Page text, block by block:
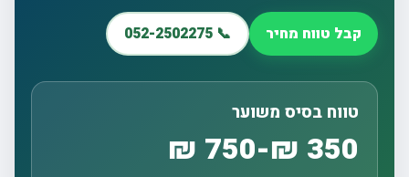
קבל טווח מחיר 📞 052-2502275
טווח בסיס משוער
350 ₪-750 ₪